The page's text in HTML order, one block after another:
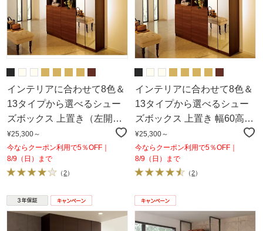
インテリアに合わせて8色＆
13タイプから選べるシュー
ズボックス 上置き（左開
き） 幅30cm高さ30～80cm
¥25,300～
今ならクーポン利用で5％OFF｜
8/9（日）まで
（2）
インテリアに合わせて8色＆
13タイプから選べるシュー
ズボックス 上置き 幅60高さ
30～80cm
¥25,300～
今ならクーポン利用で5％OFF｜
8/9（日）まで
（2）